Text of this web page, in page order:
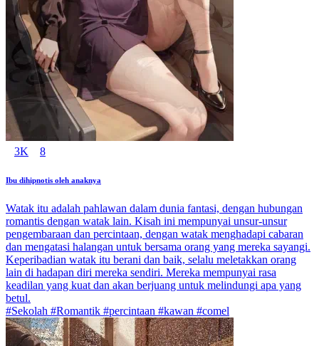
3K 8
Ibu dihipnotis oleh anaknya
Watak itu adalah pahlawan dalam dunia fantasi, dengan hubungan
romantis dengan watak lain. Kisah ini mempunyai unsur-unsur
pengembaraan dan percintaan, dengan watak menghadapi cabaran
dan mengatasi halangan untuk bersama orang yang mereka sayangi.
Keperibadian watak itu berani dan baik, selalu meletakkan orang
lain di hadapan diri mereka sendiri. Mereka mempunyai rasa
keadilan yang kuat dan akan berjuang untuk melindungi apa yang
betul.
#Sekolah #Romantik #percintaan #kawan #comel